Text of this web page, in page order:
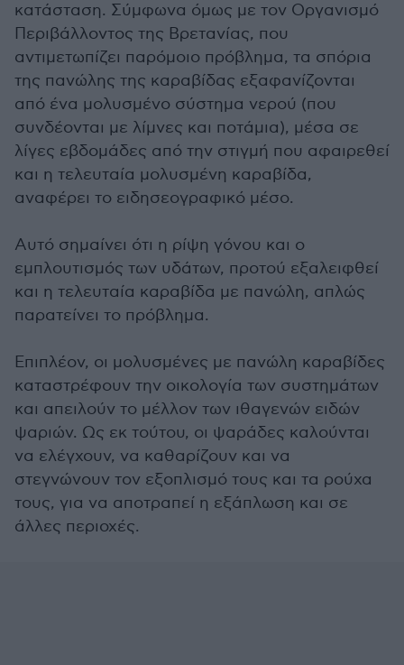
κατάσταση. Σύμφωνα όμως με τον Οργανισμό
Περιβάλλοντος της Βρετανίας, που
αντιμετωπίζει παρόμοιο πρόβλημα, τα σπόρια
της πανώλης της καραβίδας εξαφανίζονται
από ένα μολυσμένο σύστημα νερού (που
συνδέονται με λίμνες και ποτάμια), μέσα σε
λίγες εβδομάδες από την στιγμή που αφαιρεθεί
και η τελευταία μολυσμένη καραβίδα,
αναφέρει το ειδησεογραφικό μέσο.
Αυτό σημαίνει ότι η ρίψη γόνου και ο
εμπλουτισμός των υδάτων, προτού εξαλειφθεί
και η τελευταία καραβίδα με πανώλη, απλώς
παρατείνει το πρόβλημα.
Επιπλέον, οι μολυσμένες με πανώλη καραβίδες
καταστρέφουν την οικολογία των συστημάτων
και απειλούν το μέλλον των ιθαγενών ειδών
ψαριών. Ως εκ τούτου, οι ψαράδες καλούνται
να ελέγχουν, να καθαρίζουν και να
στεγνώνουν τον εξοπλισμό τους και τα ρούχα
τους, για να αποτραπεί η εξάπλωση και σε
άλλες περιοχές.